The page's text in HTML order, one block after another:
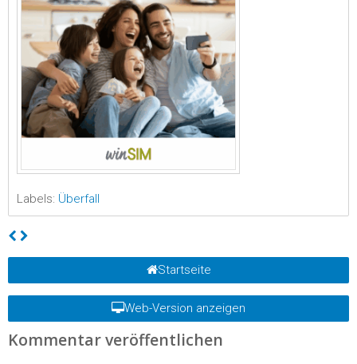
Labels: Überfall
Startseite
Web-Version anzeigen
Kommentar veröffentlichen